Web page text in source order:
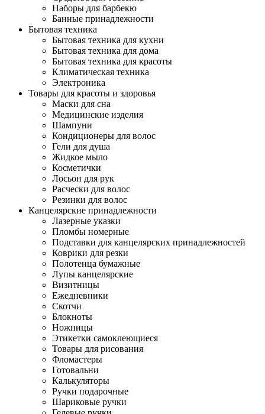
Наборы для барбекю
Банные принадлежности
Бытовая техника
Бытовая техника для кухни
Бытовая техника для дома
Бытовая техника для красоты
Климатическая техника
Электроника
Товары для красоты и здоровья
Маски для сна
Медицинские изделия
Шампуни
Кондиционеры для волос
Гели для душа
Жидкое мыло
Косметички
Лосьон для рук
Расчески для волос
Резинки для волос
Канцелярские принадлежности
Лазерные указки
Пломбы номерные
Подставки для канцелярских принадлежностей
Коврики для резки
Полотенца бумажные
Лупы канцелярские
Визитницы
Ежедневники
Скотчи
Блокноты
Ножницы
Этикетки самоклеющиеся
Товары для рисования
Фломастеры
Готовальни
Калькуляторы
Ручки подарочные
Шариковые ручки